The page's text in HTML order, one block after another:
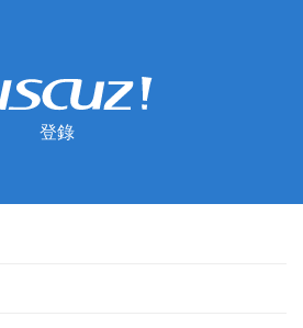
登錄